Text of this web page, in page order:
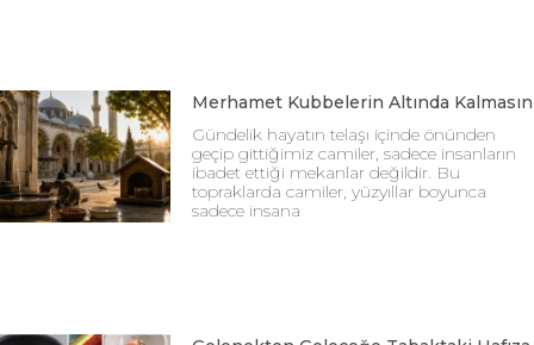
Merhamet Kubbelerin Altında Kalmasın
Gündelik hayatın telaşı içinde önünden
geçip gittiğimiz camiler, sadece insanların
ibadet ettiği mekanlar değildir. Bu
topraklarda camiler, yüzyıllar boyunca
sadece insana